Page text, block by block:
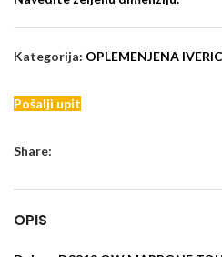
Kategorija: OPLEMENJENA
Pošalji upit
Share:
OPIS